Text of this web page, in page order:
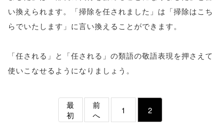
い換えられます。「掃除を任されました」は「掃除はこち
らでいたします」に言い換えることができます。
「任される」と「任される」の類語の敬語表現を押さえて
使いこなせるようになりましょう。
最
初
前
へ
1 2